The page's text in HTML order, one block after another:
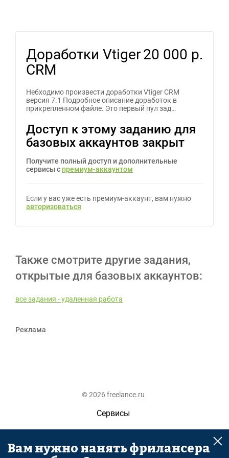
Доработки Vtiger
CRM
20 000 р.
Небходимо произвести доработки Vtiger CRM
версия 7.1 Подробное описание доработок в
прикрепленном файле. Это первый пул зад…
Доступ к этому заданию для
базовых аккаунтов закрыт
Получите полный доступ и дополнительные
сервисы с премиум-аккаунтом
Если у вас уже есть премиум-аккаунт, вам нужно
авторизоваться
Также смотрите другие задания,
открытые для базовых аккаунтов:
все задания - удаленная работа
Реклама
© 2026 freelance.ru
Сервисы
Помощь
Поиск
Вам нужно нанять фрилансера